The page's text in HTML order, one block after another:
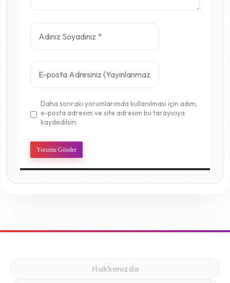
Daha sonraki yorumlarımda kullanılması için adım,
e-posta adresim ve site adresim bu tarayıcıya
kaydedilsin.
Hakkımızda